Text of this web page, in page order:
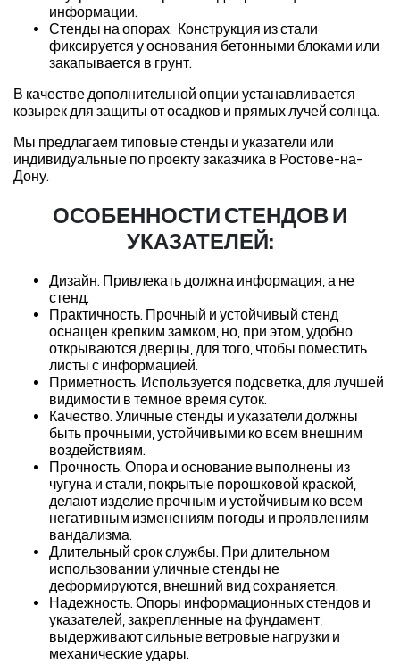
информации.
Стенды на опорах. Конструкция из стали
фиксируется у основания бетонными блоками или
закапывается в грунт.
В качестве дополнительной опции устанавливается
козырек для защиты от осадков и прямых лучей солнца.
Мы предлагаем типовые стенды и указатели или
индивидуальные по проекту заказчика в Ростове-на-
Дону.
ОСОБЕННОСТИ СТЕНДОВ И
УКАЗАТЕЛЕЙ:
Дизайн. Привлекать должна информация, а не
стенд.
Практичность. Прочный и устойчивый стенд
оснащен крепким замком, но, при этом, удобно
открываются дверцы, для того, чтобы поместить
листы с информацией.
Приметность. Используется подсветка, для лучшей
видимости в темное время суток.
Качество. Уличные стенды и указатели должны
быть прочными, устойчивыми ко всем внешним
воздействиям.
Прочность. Опора и основание выполнены из
чугуна и стали, покрытые порошковой краской,
делают изделие прочным и устойчивым ко всем
негативным изменениям погоды и проявлениям
вандализма.
Длительный срок службы. При длительном
использовании уличные стенды не
деформируются, внешний вид сохраняется.
Надежность. Опоры информационных стендов и
указателей, закрепленные на фундамент,
выдерживают сильные ветровые нагрузки и
механические удары.